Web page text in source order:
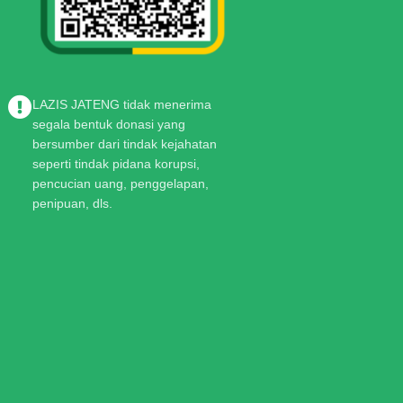
LAZIS JATENG tidak menerima
segala bentuk donasi yang
bersumber dari tindak kejahatan
seperti tindak pidana korupsi,
pencucian uang, penggelapan,
penipuan, dls.